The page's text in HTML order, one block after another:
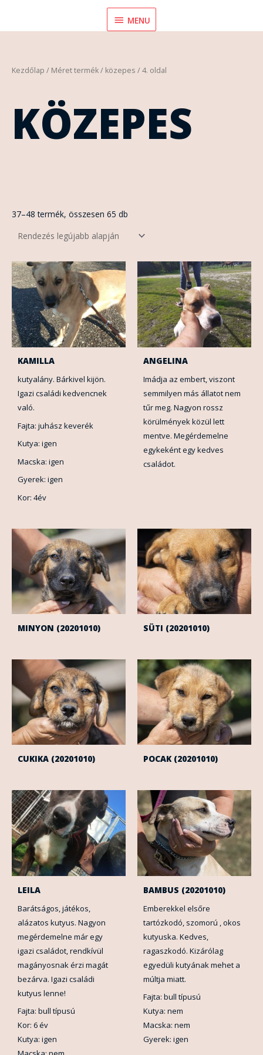
MENU
MENU
Kezdőlap / Méret termék / közepes / 4. oldal
KÖZEPES
37–48 termék, összesen 65 db
Sorted
by
KAMILLA
kutyalány. Bárkivel kijön.
Igazi családi kedvencnek
való.
Fajta: juhász keverék
Kutya: igen
Macska: igen
Gyerek: igen
Kor: 4év
ANGELINA
Imádja az embert, viszont
semmilyen más állatot nem
tűr meg. Nagyon rossz
körülmények közül lett
mentve. Megérdemelne
egykeként egy kedves
családot.
MINYON (20201010) SÜTI (20201010)
CUKIKA (20201010) POCAK (20201010)
LEILA
Barátságos, játékos,
alázatos kutyus. Nagyon
megérdemelne már egy
igazi családot, rendkívül
magányosnak érzi magát
bezárva. Igazi családi
kutyus lenne!
Fajta: bull típusú
Kor: 6 év
Kutya: igen
BAMBUS (20201010)
Emberekkel elsőre
tartózkodó, szomorú , okos
kutyuska. Kedves,
ragaszkodó. Kizárólag
egyedüli kutyának mehet a
múltja miatt.
Fajta: bull típusú
Kutya: nem
Macska: nem
Gyerek: igen